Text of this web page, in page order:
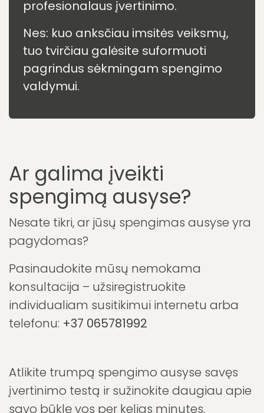
simptomus, tuo tikslingiau galėsite
juos valdyti ir pasinaudoti
tinkamomis gydymo bei
savipagalbos priemonėmis.
Jei pastebite pirmuosius požymius
profesionalaus įvertinimo.
Nes: kuo anksčiau imsitės veiksmų,
tuo tvirčiau galėsite suformuoti
pagrindus sėkmingam spengimo
valdymui.
spengimą ausyse?
Nesate tikri, ar jūsų spengimas ausyse yra
pagydomas?